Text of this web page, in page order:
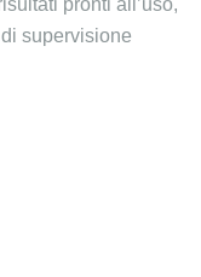
supervisione